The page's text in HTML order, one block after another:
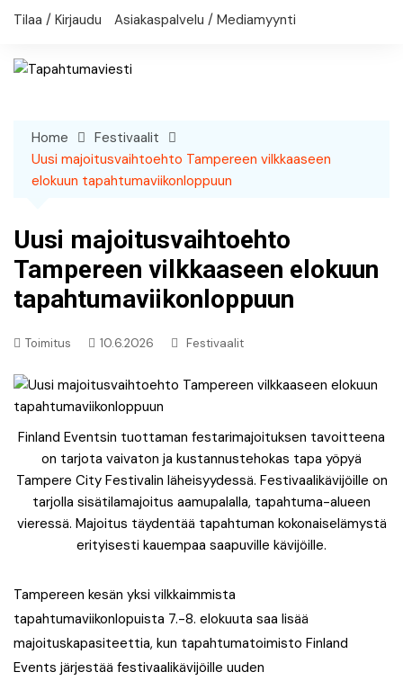
Skip
Tilaa / Kirjaudu Asiakaspalvelu / Mediamyynti
Home
Festivaalit
Uusi majoitusvaihtoehto Tampereen vilkkaaseen
elokuun tapahtumaviikonloppuun
Uusi majoitusvaihtoehto
Tampereen vilkkaaseen elokuun
tapahtumaviikonloppuun
Toimitus 10.6.2026 Festivaalit
Finland Eventsin tuottaman festarimajoituksen tavoitteena
on tarjota vaivaton ja kustannustehokas tapa yöpyä
Tampere City Festivalin läheisyydessä. Festivaalikävijöille on
tarjolla sisätilamajoitus aamupalalla, tapahtuma-alueen
vieressä. Majoitus täydentää tapahtuman kokonaiselämystä
erityisesti kauempaa saapuville kävijöille.
Tampereen kesän yksi vilkkaimmista
tapahtumaviikonlopuista 7.-8. elokuuta saa lisää
majoituskapasiteettia, kun tapahtumatoimisto Finland
Events järjestää festivaalikävijöille uuden